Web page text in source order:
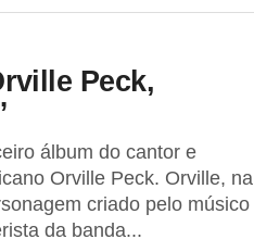
Peck,
álbum do cantor e
Orville Peck. Orville, na
criado pelo músico
da banda...